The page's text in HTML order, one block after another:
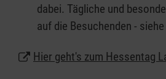
dabei. Tägliche und
auf die Besuchenden -
Hier geht's zum Hessentag